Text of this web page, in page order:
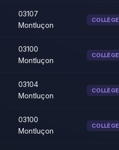
03107
Montluçon
COLLÈGE
03100
Montluçon
COLLÈGE
03104
Montluçon
COLLÈGE
03100
Montluçon
COLLÈGE